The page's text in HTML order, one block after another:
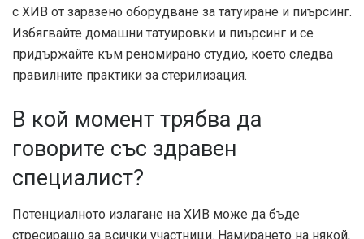
с ХИВ от заразено оборудване за татуиране и пиърсинг.
Избягвайте домашни татуировки и пиърсинг и се
придържайте към реномирано студио, което следва
правилните практики за стерилизация.
В кой момент трябва да
говорите със здравен
специалист?
Потенциалното излагане на ХИВ може да бъде
стресиращо за всички участници. Намирането на някой,